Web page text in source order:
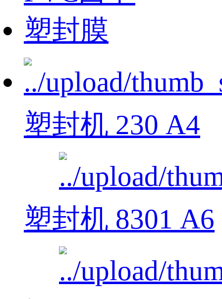
塑封膜
塑封机 230 A4
塑封机 8301 A6